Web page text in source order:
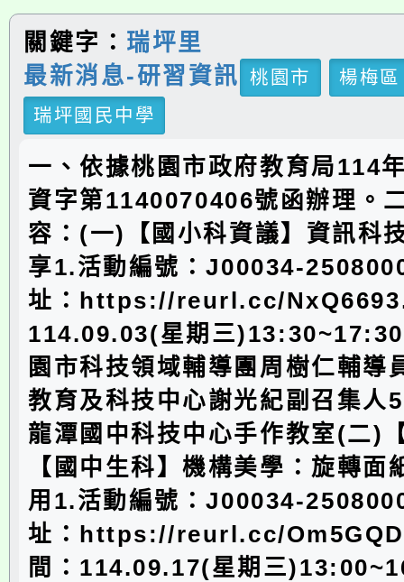
關鍵字： 瑞坪里
最新消息-研習資訊
桃園市
楊梅區
瑞坪國民中學
一、依據桃園市政府教育局114
資字第1140070406號函辦理。
容：(一)【國小科資議】資訊科
享1.活動編號：J00034-
址：https://reurl.cc/
114.09.03(星期三
園市科技領域輔導團周樹仁輔導
教育及科技中心謝光紀副召集人
龍潭國中科技中心手作教室(二)
【國中生科】機構美學：旋轉面
用1.活動編號：J00034-
址：https://reurl.cc/
間：114.09.17(星期三